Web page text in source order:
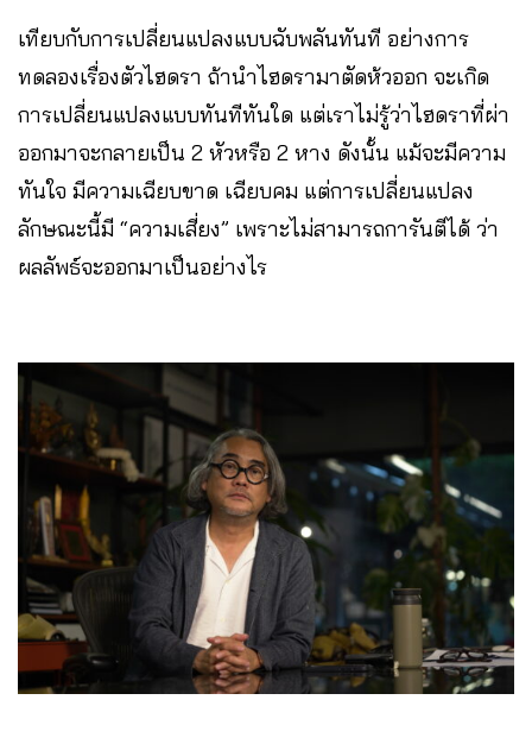
เทียบกับการเปลี่ยนแปลงแบบฉับพลันทันที อย่างการ
ทดลองเรื่องตัวไฮดรา ถ้านำไฮดรามาตัดห้วออก จะเกิด
การเปลี่ยนแปลงแบบทันทีทันใด แต่เราไม่รู้ว่าไฮดราที่ผ่า
ออกมาจะกลายเป็น 2 หัวหรือ 2 หาง ดังนั้น แม้จะมีความ
ทันใจ มีความเฉียบขาด เฉียบคม แต่การเปลี่ยนแปลง
ลักษณะนี้มี “ความเสี่ยง” เพราะไม่สามารถการันตีได้ ว่า
ผลลัพธ์จะออกมาเป็นอย่างไร